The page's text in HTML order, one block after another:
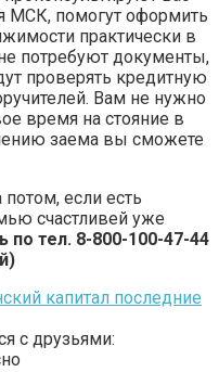
МСК, помогут оформить
практически в
потребуют документы,
проверять кредитную
Вам не нужно
время на стояние в
заема вы сможете
если есть
счастливей уже
по тел. 8-800-100-47-44
капитал последние
с друзьями: